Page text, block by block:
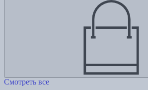
Смотреть все